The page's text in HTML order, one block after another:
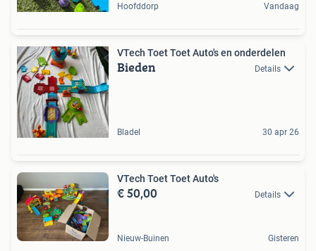
Hoofddorp Vandaag
VTech Toet Toet Auto's en onderdelen
Bieden Details
Bladel 30 apr 26
VTech Toet Toet Auto's
€ 50,00 Details
Nieuw-Buinen Gisteren